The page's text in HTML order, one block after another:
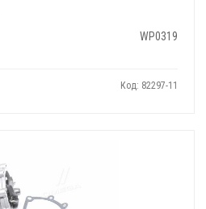
WP0319
Код: 82297-11